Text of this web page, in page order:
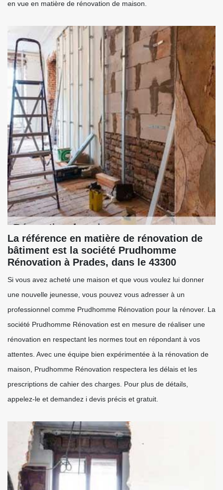
en vue en matière de rénovation de maison.
La référence en matière de rénovation de
bâtiment est la société Prudhomme
Rénovation à Prades, dans le 43300
Si vous avez acheté une maison et que vous voulez lui donner
une nouvelle jeunesse, vous pouvez vous adresser à un
professionnel comme Prudhomme Rénovation pour la rénover. La
société Prudhomme Rénovation est en mesure de réaliser une
rénovation en respectant les normes tout en répondant à vos
attentes. Avec une équipe bien expérimentée à la rénovation de
maison, Prudhomme Rénovation respectera les délais et les
prescriptions de cahier des charges. Pour plus de détails,
appelez-le et demandez i devis précis et gratuit.